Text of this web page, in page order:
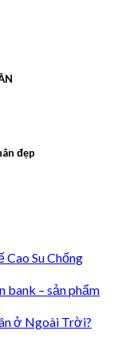
đẹp
Su Chống
bank – sản phẩm
ở Ngoài Trời?